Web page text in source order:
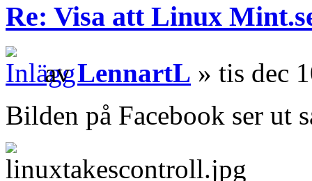
Re: Visa att Linux
avLennartL » tis dec
Bilden på Facebook ser ut